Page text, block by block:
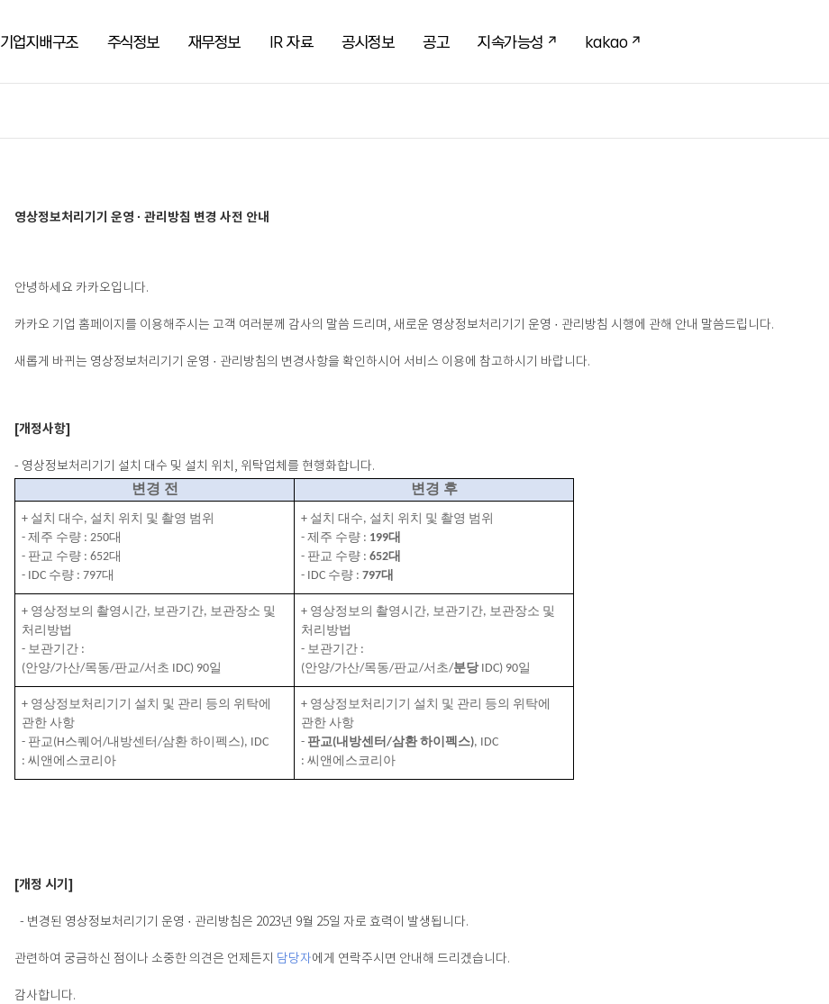
기업지배구조 주식정보 재무정보 IR 자료 공시정보 공고 지속가능성 kakao
영상정보처리기기 운영 · 관리방침 변경 사전 안내
안녕하세요 카카오입니다.
카카오 기업 홈페이지를 이용해주시는 고객 여러분께 감사의 말씀 드리며, 새로운 영상정보처리기기 운영 · 관리방침 시행에 관해 안내 말씀드립니다.
새롭게 바뀌는 영상정보처리기기 운영 · 관리방침의 변경사항을 확인하시어 서비스 이용에 참고하시기 바랍니다.
[개정사항]
- 영상정보처리기기 설치 대수 및 설치 위치, 위탁업체를 현행화합니다.
변경 전
변경 후
+ 설치 대수, 설치 위치 및 촬영 범위
- 제주 수량 : 250대
- 판교 수량: 652대
- IDC 수량: 797대
+ 설치 대수, 설치 위치 및 촬영 범위
- 제주 수량 : 199대
- 판교 수량: 652대
- IDC 수량: 797대
+ 영상정보의 촬영시간, 보관기간, 보관장소 및
처리방법
- 보관기간:
(안양/가산/목동/판교/서초 IDC) 90일
+ 영상정보의 촬영시간, 보관기간, 보관장소 및
처리방법
- 보관기간:
(안양/가산/목동/판교/서초/분당 IDC) 90일
+ 영상정보처리기기 설치 및 관리 등의 위탁에
관한 사항
- 판교(H스퀘어 /내방센터 /삼환 하이펙스), IDC
: 씨앤에스코리아
+ 영상정보처리기기 설치 및 관리 등의 위탁에
관한 사항
- 판교(내방센터 /삼환 하이펙스), IDC
: 씨앤에스코리아
[개정 시기]
- 변경된 영상정보처리기기 운영 · 관리방침은 2023년 9월 25일 자로 효력이 발생됩니다.
관련하여 궁금하신 점이나 소중한 의견은 언제든지 담당자에게 연락주시면 안내해 드리겠습니다.
감사합니다.